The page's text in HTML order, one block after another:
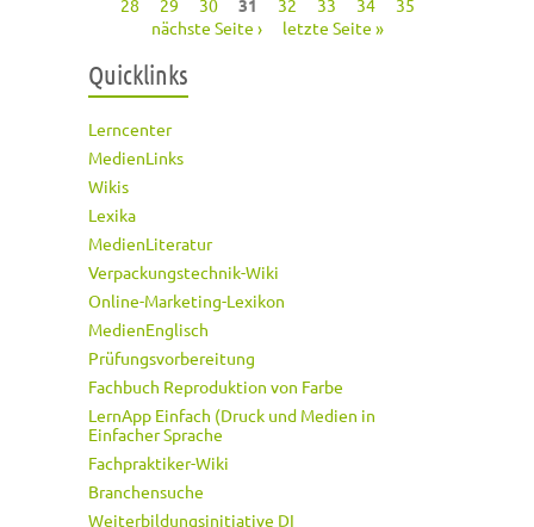
28
29 30 31 32 33 34
35
nächste Seite ›
letzte Seite »
Quicklinks
Lerncenter
MedienLinks
Wikis
Lexika
MedienLiteratur
Verpackungstechnik-Wiki
Online-Marketing-Lexikon
MedienEnglisch
Prüfungsvorbereitung
Fachbuch Reproduktion von Farbe
LernApp Einfach (Druck und Medien in
Einfacher Sprache
Fachpraktiker-Wiki
Branchensuche
Weiterbildungsinitiative DI